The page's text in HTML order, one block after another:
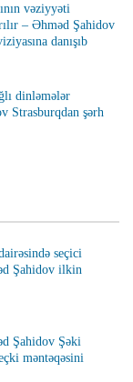
vəziyyəti
– Əhməd Şahidov
danışıb
dinləmələr
Strasburqdan şərh
seçici
Şahidov ilkin
Şahidov Şəki
məntəqəsini